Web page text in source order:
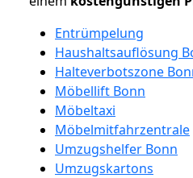
Entrümpelung
Haushaltsauflösung
Halteverbotszone
Möbellift Bonn
Möbeltaxi
Möbelmitfahrzentrale
Umzugshelfer Bonn
Umzugskartons